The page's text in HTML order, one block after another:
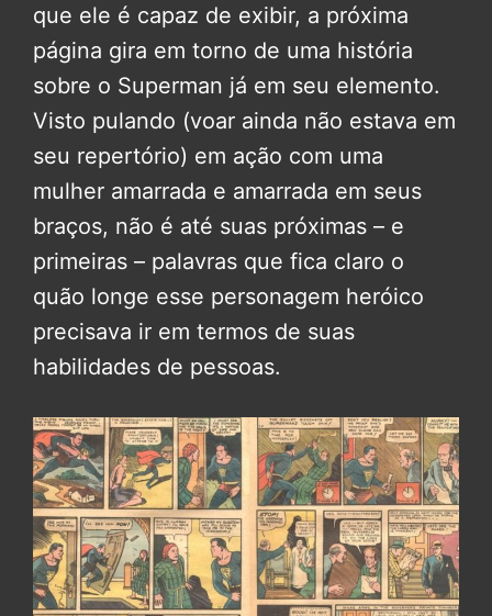
que ele é capaz de exibir, a próxima
página gira em torno de uma história
sobre o Superman já em seu elemento.
Visto pulando (voar ainda não estava em
seu repertório) em ação com uma
mulher amarrada e amarrada em seus
braços, não é até suas próximas – e
primeiras – palavras que fica claro o
quão longe esse personagem heróico
precisava ir em termos de suas
habilidades de pessoas.